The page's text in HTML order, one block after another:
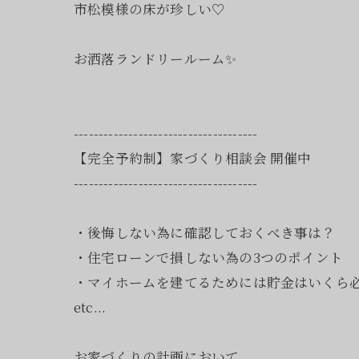
市松模様の床が珍しい♡
お洒落ランドリールーム✨
-------------------------------------
【完全予約制】家づくり相談会 開催中
-------------------------------------
・後悔しない為に確認しておくべき事は？
・住宅ローンで損しない為の3つのポイント
・マイホームを建てるためには貯金はいくら
etc...